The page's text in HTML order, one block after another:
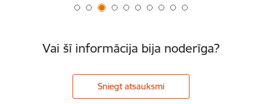
Vai šī informācija bija noderīga?
Sniegt atsauksmi